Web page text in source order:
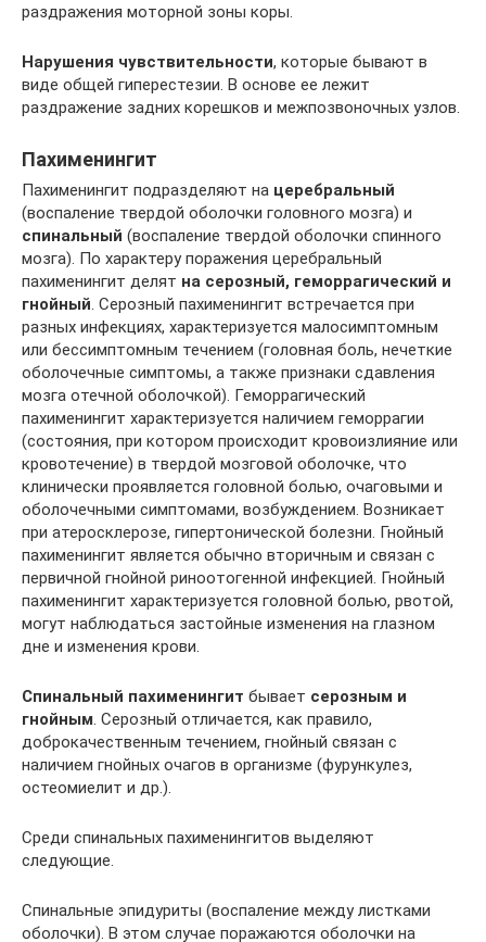
раздражения моторной зоны коры.
Нарушения чувствительности, которые бывают в
виде общей гиперестезии. В основе ее лежит
раздражение задних корешков и межпозвоночных узлов.
Пахименингит
Пахименингит подразделяют на церебральный
(воспаление твердой оболочки головного мозга) и
спинальный (воспаление твердой оболочки спинного
мозга). По характеру поражения церебральный
пахименингит делят на серозный, геморрагический и
гнойный. Серозный пахименингит встречается при
разных инфекциях, характеризуется малосимптомным
или бессимптомным течением (головная боль, нечеткие
оболочечные симптомы, а также признаки сдавления
мозга отечной оболочкой). Геморрагический
пахименингит характеризуется наличием геморрагии
(состояния, при котором происходит кровоизлияние или
кровотечение) в твердой мозговой оболочке, что
клинически проявляется головной болью, очаговыми и
оболочечными симптомами, возбуждением. Возникает
при атеросклерозе, гипертонической болезни. Гнойный
пахименингит является обычно вторичным и связан с
первичной гнойной риноотогенной инфекцией. Гнойный
пахименингит характеризуется головной болью, рвотой,
могут наблюдаться застойные изменения на глазном
дне и изменения крови.
Спинальный пахименингит бывает серозным и
гнойным. Серозный отличается, как правило,
доброкачественным течением, гнойный связан с
наличием гнойных очагов в организме (фурункулез,
остеомиелит и др.).
Среди спинальных пахименингитов выделяют
следующие.
Спинальные эпидуриты (воспаление между листками
оболочки). В этом случае поражаются оболочки на